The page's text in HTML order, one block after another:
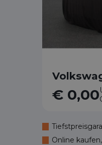
€ 0,00
Online